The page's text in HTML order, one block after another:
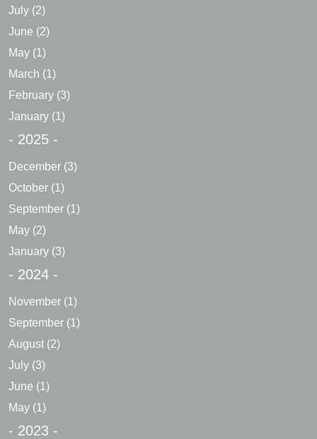
July (2)
June (2)
May (1)
March (1)
February (3)
January (1)
- 2025 -
December (3)
October (1)
September (1)
May (2)
January (3)
- 2024 -
November (1)
September (1)
August (2)
July (3)
June (1)
May (1)
- 2023 -